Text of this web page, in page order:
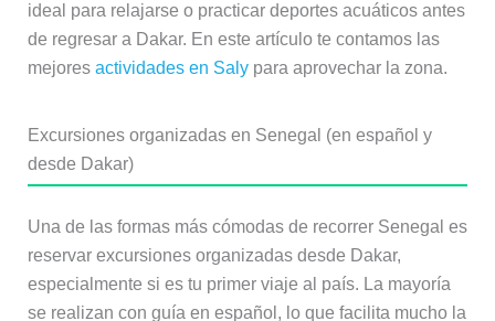
ideal para relajarse o practicar deportes acuáticos antes
de regresar a Dakar. En este artículo te contamos las
mejores actividades en Salypara aprovechar la zona.
Excursiones organizadas en Senegal (en español y
desde Dakar)
Una de las formas más cómodas de recorrer Senegal es
reservar excursiones organizadas desde Dakar,
especialmente si es tu primer viaje al país. La mayoría
se realizan con guía en español, lo que facilita mucho la